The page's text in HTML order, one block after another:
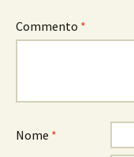
Commento *
Nome *